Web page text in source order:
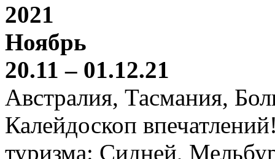
2021
Ноябрь
20.11 – 01.12.21
Австралия, Тасмания,
Калейдоскоп
туризма: Сидней,